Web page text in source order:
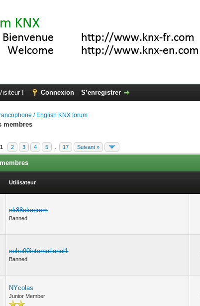
! Connexion S’enregistrer
/ English KNX forum
membres
1 2 3 4 5 17 Suivant »
Utilisateur
nk88okcomm
Banned
nohu90international1
Banned
NYcolas
Junior Member